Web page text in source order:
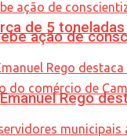
de 5
ação de
Rego